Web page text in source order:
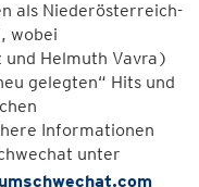
als Niederösterreich-
wobei
und Helmuth Vavra)
gelegten“ Hits und
Informationen
unter